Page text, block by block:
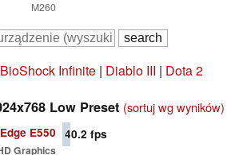
M260
BioShock Infinite | Diablo III | Dota 2
Low Preset (sortuj wg wyników)
E550
Graphics
40.2 fps